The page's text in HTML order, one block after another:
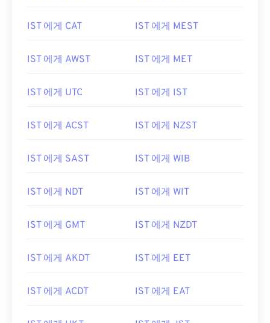
IST 에게 CAT IST 에게 MEST
IST 에게 AWST IST 에게 MET
IST 에게 UTC IST 에게 IST
IST 에게 ACST IST 에게 NZST
IST 에게 SAST IST 에게 WIB
IST 에게 NDT IST 에게 WIT
IST 에게 GMT IST 에게 NZDT
IST 에게 AKDT IST 에게 EET
IST 에게 ACDT IST 에게 EAT